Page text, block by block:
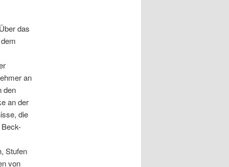
das
an
den
an der
die
Stufen
von